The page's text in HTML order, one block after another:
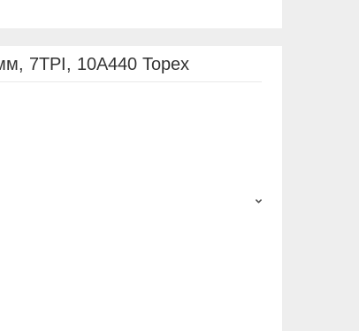
7TPI, 10A440 Topex